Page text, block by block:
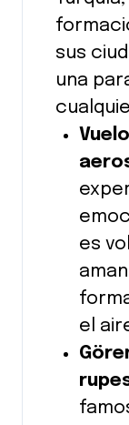
sus
una
es
el